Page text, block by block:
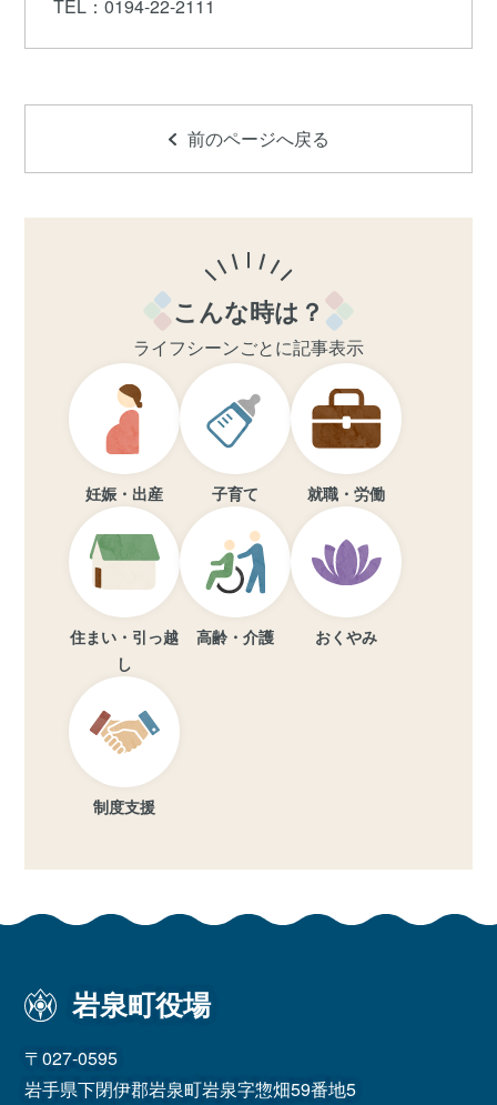
TEL ：0194-22-2111
前のページへ戻る
こんな時は？
ライフシーンごとに記事表示
妊娠・出産 子育て 就職・労働
住まい・引っ越
し
高齢・介護 おくやみ
制度支援
岩泉町役場
〒027-0595
岩手県下閉伊郡岩泉町岩泉字惣畑59番地5